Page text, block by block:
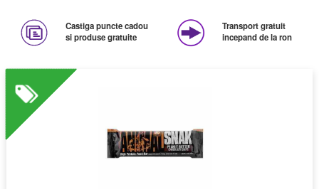
Castiga puncte cadou
si produse gratuite
Transport gratuit
incepand de la ron